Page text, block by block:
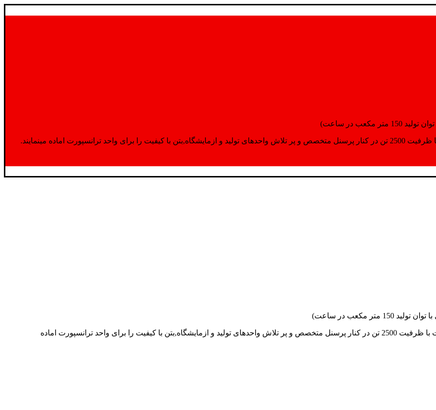
اماده مینمایند.
جهاد بتن با فضای کارگاهی و به کار گیری سه دستگاه بچینگ پلانت با ظرفیت 2500 تن در کنار پرسنل متخصص و پر تلاش واحدهای تولید و ازمایشگاه,بتن با کیفیت را برای واحد ترانسپورت اماده